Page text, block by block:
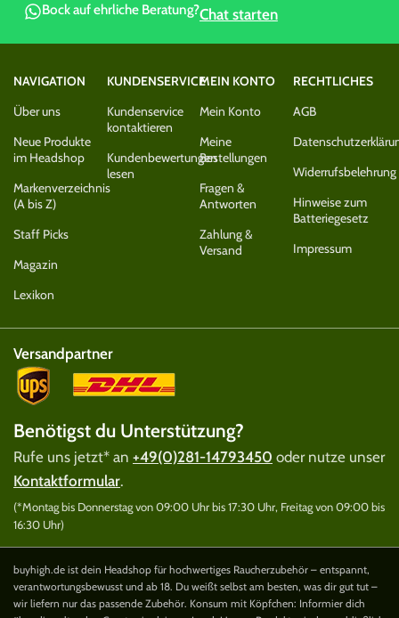
Bock auf ehrliche Beratung?Chat starten
NAVIGATION
Über uns
Neue Produkte
im Headshop
Markenverzeichnis
(A bis Z)
Staff Picks
Magazin
Lexikon
KUNDENSERVICE
Kundenservice
kontaktieren
Kundenbewertungen
lesen
MEIN KONTO
Mein Konto
Meine
Bestellungen
Fragen &
Antworten
Zahlung &
Versand
RECHTLICHES
AGB
Widerrufsbelehrung
Hinweise zum
Batteriegesetz
Impressum
Versandpartner
Benötigst du Unterstützung?
Rufe uns jetzt* an +49(0)281-14793450 oder nutze unser
Kontaktformular.
(*Montag bis Donnerstag von 09:00 Uhr bis 17:30 Uhr, Freitag von 09:00 bis
16:30 Uhr)
buyhigh.de ist dein Headshop für hochwertiges Raucherzubehör – entspannt,
verantwortungsbewusst und ab 18. Du weißt selbst am besten, was dir gut tut –
wir liefern nur das passende Zubehör. Konsum mit Köpfchen: Informier dich